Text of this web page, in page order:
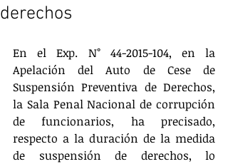
derechos
En el Exp. N° 44-2015-104, en la
Apelación del Auto de Cese de
Suspensión Preventiva de Derechos,
la Sala Penal Nacional de corrupción
de funcionarios, ha precisado,
respecto a la duración de la medida
de suspensión de derechos, lo